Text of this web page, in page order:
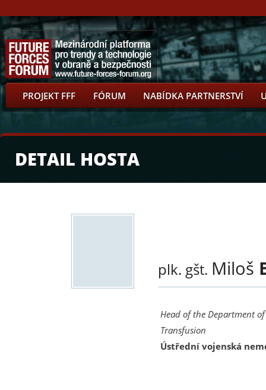
PROJEKT FFF FÓRUM NABÍDKA PARTNERSTVÍ
DETAIL HOSTA
plk. gšt. Miloš
Head of the Department
Transfusion
Ústřední vojenská